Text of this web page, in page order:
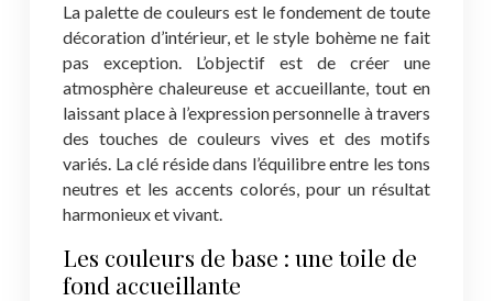
La palette de couleurs est le fondement de toute
décoration d’intérieur, et le style bohème ne fait
pas exception. L’objectif est de créer une
atmosphère chaleureuse et accueillante, tout en
laissant place à l’expression personnelle à travers
des touches de couleurs vives et des motifs
variés. La clé réside dans l’équilibre entre les tons
neutres et les accents colorés, pour un résultat
harmonieux et vivant.
Les couleurs de base : une toile de
fond accueillante